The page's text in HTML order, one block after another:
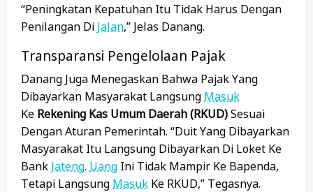
“Peningkatan Kepatuhan Itu Tidak Harus Dengan
Penilangan Di Jalan,” Jelas Danang.
Transparansi Pengelolaan Pajak
Danang Juga Menegaskan Bahwa Pajak Yang
Dibayarkan Masyarakat Langsung Masuk
Ke Rekening Kas Umum Daerah (RKUD)Sesuai
Dengan Aturan Pemerintah. “Duit Yang Dibayarkan
Masyarakat Itu Langsung Dibayarkan Di Loket Ke
Bank Jateng. Uang Ini Tidak Mampir Ke Bapenda,
Tetapi Langsung Masuk Ke RKUD,” Tegasnya.